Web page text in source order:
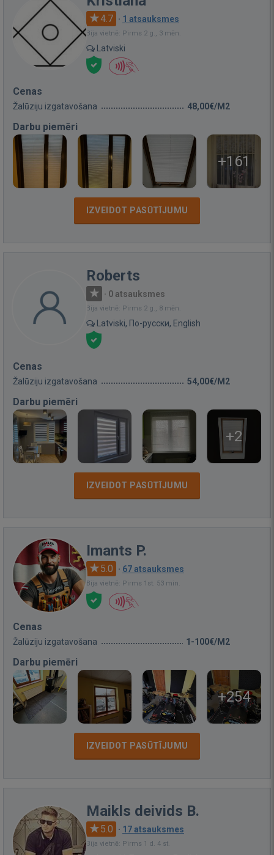
4.7 · 1 atsauksmes
Bija vietnē: Pirms 2 g., 3 mēn.
Latviski
Cenas
Žalūziju izgatavošana 48,00€/M2
Darbu piemēri
+161
IZVEIDOT PASŪTĪJUMU
Roberts
· 0 atsauksmes
Bija vietnē: Pirms 2 g., 8 mēn.
Latviski, По-русски, English
Cenas
Žalūziju izgatavošana 54,00€/M2
Darbu piemēri
+2
IZVEIDOT PASŪTĪJUMU
Imants P.
5.0 · 67 atsauksmes
Bija vietnē: Pirms 1st. 53 min.
Cenas
Žalūziju izgatavošana 1-100€/M2
Darbu piemēri
+254
IZVEIDOT PASŪTĪJUMU
Maikls deivids B.
5.0 · 17 atsauksmes
Bija vietnē: Pirms 1 d. 4 st.